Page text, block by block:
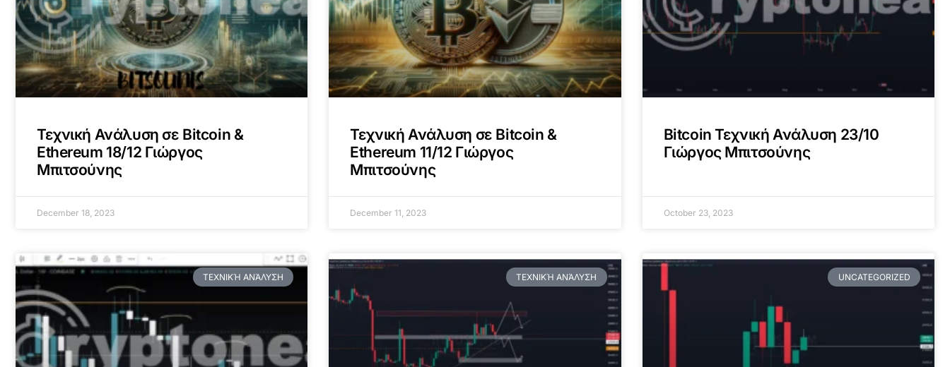
Τεχνική Ανάλυση σε Bitcoin &
Ethereum 18/12 Γιώργος
Μπιτσούνης
December 18, 2023
Τεχνική Ανάλυση σε Bitcoin &
Ethereum 11/12 Γιώργος
Μπιτσούνης
December 11, 2023
Bitcoin Τεχνική Ανάλυση 23/10
Γιώργος Μπιτσούνης
October 23, 2023
ΤΕΧΝΙΚΉ ΑΝΆΛΥΣΗ ΤΕΧΝΙΚΉ ΑΝΆΛΥΣΗ UNCATEGORIZED